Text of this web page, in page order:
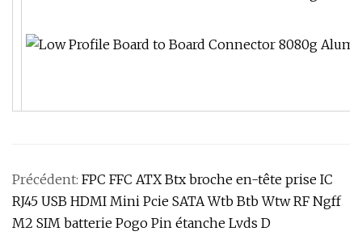
Précédent: FPC FFC ATX Btx broche en-tête prise IC
RJ45 USB HDMI Mini Pcie SATA Wtb Btb Wtw RF Ngff
M2 SIM batterie Pogo Pin étanche Lvds D